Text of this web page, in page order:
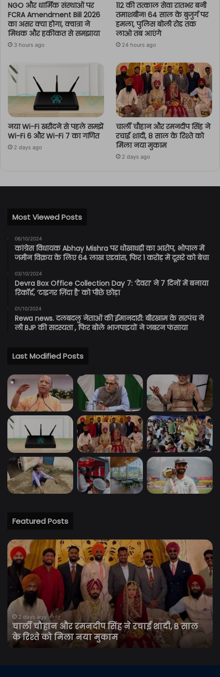
NGO और धार्मिक संस्थाओं पर
FCRA Amendment Bill 2026
का असर क्या होगा, क्वात्रा ने
मिथक और हकीकत से समझाया
3 hours ago
112 की तत्काल सेवा रातभर बनी
तमाशबीन! 64 साल के बुजुर्ग पर
हमला, पुलिस बोली रोड तक
लाओ तब आएंगे
24 hours ago
नया Wi-Fi खरीदने से पहले समझें
Wi-Fi 6 और Wi-Fi 7 का गणित
2 days ago
चार्ली चौहान और रमनदीप सिंह ने
रचाई शादी, 8 साल के रिश्ते को
मिला नया मुकाम
2 days ago
Most Viewed Posts
06/10/2024
कांग्रेस विधायक Abhay Mishra पर धोखाधड़ी का आरोप, भोपाल में
जमीन विक्रय के लिए 64 लाख एडवांस, फिर 1 करोड़ में दूसरे को बेचा
03/10/2024
Devra Box Office Collection Day 7: ‘देवरा’ ने 7 दिनों में बनाया
रिकॉर्ड, ‘टाइगर ज़िंदा है’ को पीछे छोड़ा
01/10/2024
Rewa news. दलबदलु नेताओं की ईमानदारी: बीरखाम के सरपंच ने
ली BJP की सदस्यता , फिर बोले भाजपाइयों ने जबरन फंसाया
Last Modified Posts
Featured Posts
चार्ली
चौहान
और
रमनदीप
सिंह
रचाई
शादी,
साल
के
2 days ago
चार्ली चौहान और रमनदीप सिंह ने रचाई शादी, 8 साल
के रिश्ते को मिला नया मुकाम
ने
को